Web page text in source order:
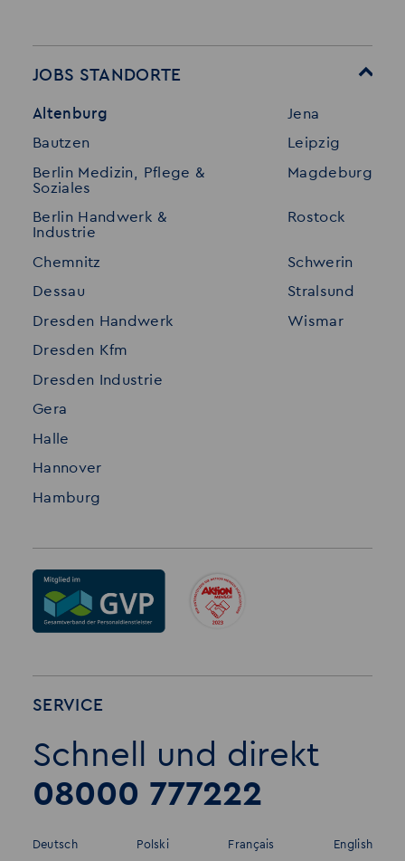
Für Bewerber
Stellenangebote
Initiativ bewerben
Merkzettel
Standorte
Referenzen
Interne Jobs
Datenschutz
Impressum
JOBS STANDORTE
Altenburg
Bautzen
Berlin Medizin, Pflege &
Soziales
Berlin Handwerk &
Industrie
Chemnitz
Dessau
Dresden Handwerk
Dresden Kfm
Dresden Industrie
Gera
Halle
Hannover
Hamburg
Jena
Leipzig
Magdeburg
Rostock
Schwerin
Stralsund
Wismar
SERVICE
Schnell und direkt
08000 777222
Deutsch Polski Français English